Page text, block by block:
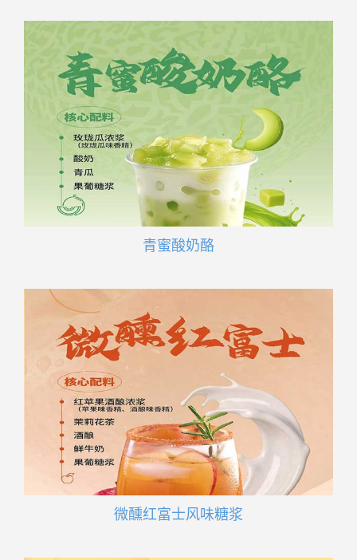
青蜜酸奶酪
微醺红富士风味糖浆